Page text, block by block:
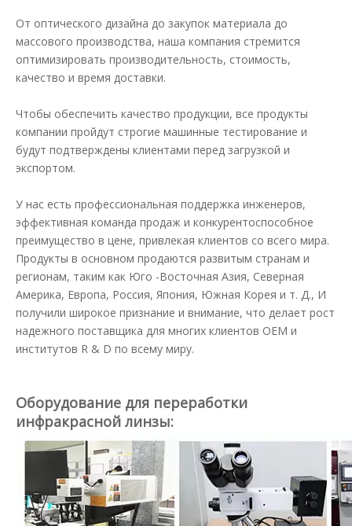
От оптического дизайна до закупок материала до
массового производства, наша компания стремится
оптимизировать производительность, стоимость,
качество и время доставки.
Чтобы обеспечить качество продукции, все продукты
компании пройдут строгие машинные тестирование и
будут подтверждены клиентами перед загрузкой и
экспортом.
У нас есть профессиональная поддержка инженеров,
эффективная команда продаж и конкурентоспособное
преимущество в цене, привлекая клиентов со всего мира.
Продукты в основном продаются развитым странам и
регионам, таким как Юго -Восточная Азия, Северная
Америка, Европа, Россия, Япония, Южная Корея и т. Д., И
получили широкое признание и внимание, что делает рост
надежного поставщика для многих клиентов OEM и
институтов R & D по всему миру.
Оборудование для переработки
инфракрасной линзы: